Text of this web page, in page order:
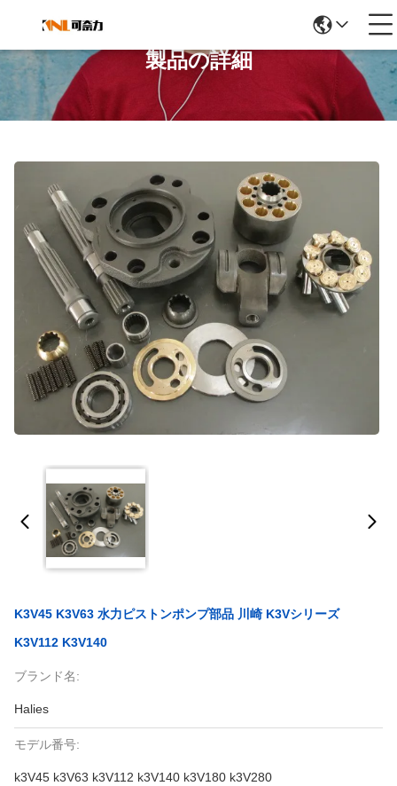
製品の詳細
K3V45 K3V63 水力ピストンポンプ部品 川崎 K3Vシリーズ
K3V112 K3V140
ブランド名:
Halies
モデル番号:
k3V45 k3V63 k3V112 k3V140 k3V180 k3V280